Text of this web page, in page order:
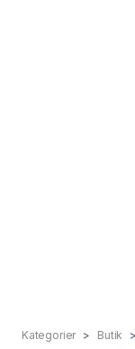
Kategorier Butik